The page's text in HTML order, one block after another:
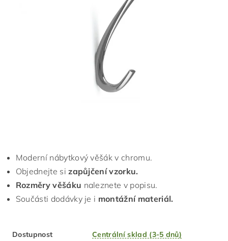
Moderní nábytkový věšák v chromu.
Objednejte si zapůjčení vzorku.
Rozměry věšáku naleznete v popisu.
Součásti dodávky je i montážní materiál.
Dostupnost Centrální sklad (3-5 dnů)